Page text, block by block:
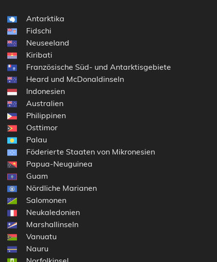
Antarktika
Fidschi
Neuseeland
Kiribati
Französische Süd- und Antarktisgebiete
Heard und McDonaldinseln
Indonesien
Australien
Philippinen
Osttimor
Palau
Föderierte Staaten von Mikronesien
Papua-Neuguinea
Guam
Nördliche Marianen
Salomonen
Neukaledonien
Marshallinseln
Vanuatu
Nauru